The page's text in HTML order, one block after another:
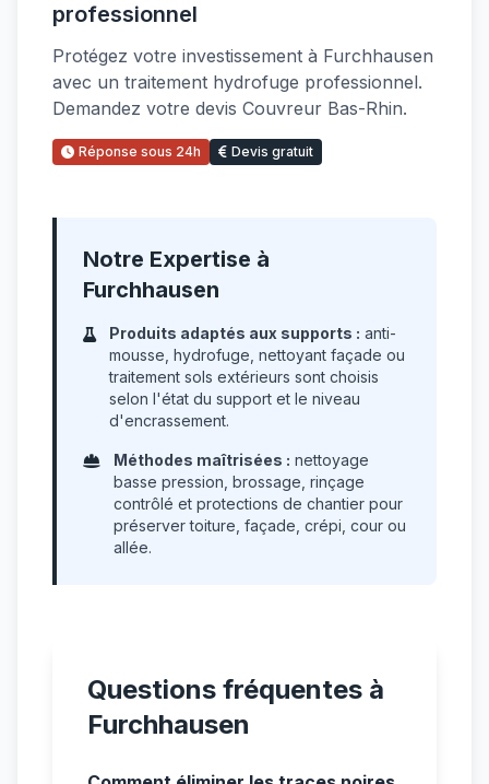
professionnel
Protégez votre investissement à Furchhausen
avec un traitement hydrofuge professionnel.
Demandez votre devis Couvreur Bas-Rhin.
Réponse sous 24h Devis gratuit
Notre Expertise à
Furchhausen
Produits adaptés aux supports : anti-
mousse, hydrofuge, nettoyant façade ou
traitement sols extérieurs sont choisis
selon l'état du support et le niveau
d'encrassement.
Méthodes maîtrisées : nettoyage
basse pression, brossage, rinçage
contrôlé et protections de chantier pour
préserver toiture, façade, crépi, cour ou
allée.
Questions fréquentes à
Furchhausen